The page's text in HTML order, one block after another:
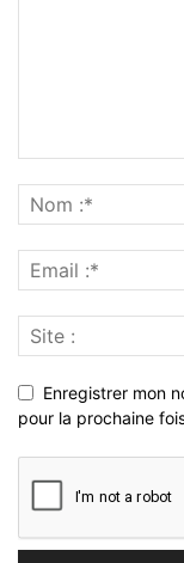
Enregistrer mon
pour la prochaine